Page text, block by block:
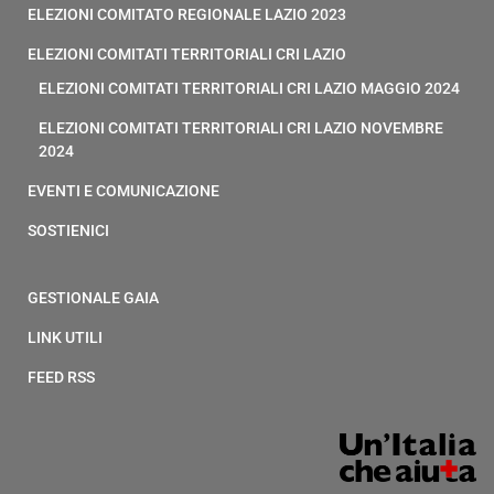
ELEZIONI COMITATO REGIONALE LAZIO 2023
ELEZIONI COMITATI TERRITORIALI CRI LAZIO
ELEZIONI COMITATI TERRITORIALI CRI LAZIO MAGGIO 2024
ELEZIONI COMITATI TERRITORIALI CRI LAZIO NOVEMBRE
2024
EVENTI E COMUNICAZIONE
SOSTIENICI
GESTIONALE GAIA
LINK UTILI
FEED RSS